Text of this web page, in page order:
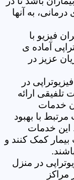
به آنها
فیزیو با
آماده ی
عزیز در
در
تلفیقی ارائه
خدمات
با بهبود
این خدمات
بیمار کمک کنند و
در منزل